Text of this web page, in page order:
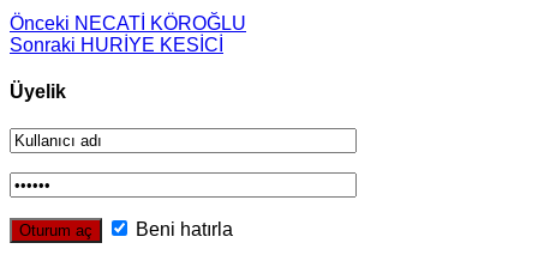
Önceki NECATİ KÖROĞLU
Sonraki HURİYE KESİCİ
Üyelik
Beni hatırla